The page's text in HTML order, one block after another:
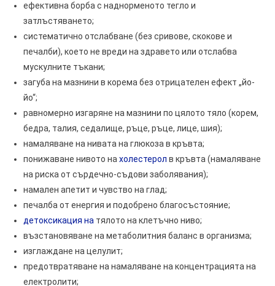
ефективна борба с наднорменото тегло и
затлъстяването;
систематично отслабване (без сривове, скокове и
печалби), което не вреди на здравето или отслабва
мускулните тъкани;
загуба на мазнини в корема без отрицателен ефект „йо-
йо“;
равномерно изгаряне на мазнини по цялото тяло (корем,
бедра, талия, седалище, ръце, ръце, лице, шия);
намаляване на нивата на глюкоза в кръвта;
понижаване нивото на холестерол в кръвта (намаляване
на риска от сърдечно-съдови заболявания);
намален апетит и чувство на глад;
печалба от енергия и подобрено благосъстояние;
детоксикация на тялото на клетъчно ниво;
възстановяване на метаболитния баланс в организма;
изглаждане на целулит;
предотвратяване на намаляване на концентрацията на
електролити;